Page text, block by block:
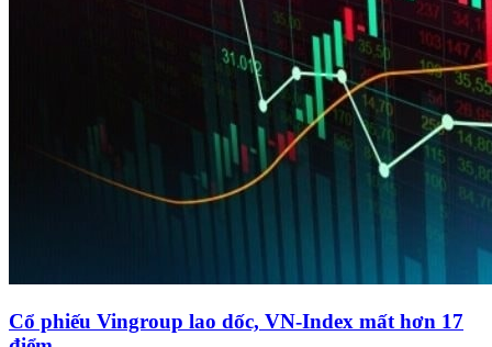
Cổ phiếu Vingroup lao dốc, VN-Index mất hơn 17